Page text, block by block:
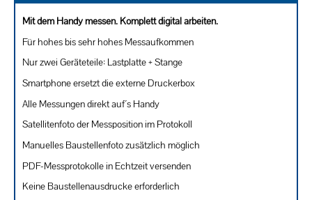
Mit dem Handy messen. Komplett digital arbeiten.
Für hohes bis sehr hohes Messaufkommen
Nur zwei Geräteteile: Lastplatte + Stange
Smartphone ersetzt die externe Druckerbox
Alle Messungen direkt auf´s Handy
Satellitenfoto der Messposition im Protokoll
Manuelles Baustellenfoto zusätzlich möglich
PDF-Messprotokolle in Echtzeit versenden
Keine Baustellenausdrucke erforderlich